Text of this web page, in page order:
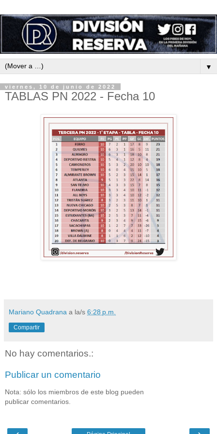
▼
viernes, 10 de junio de 2022
TABLAS PN 2022 - Fecha 10
Mariano Quadrana a la/s 6:28 p.m.
Compartir
No hay comentarios.:
Publicar un comentario
Nota: sólo los miembros de este blog pueden
publicar comentarios.